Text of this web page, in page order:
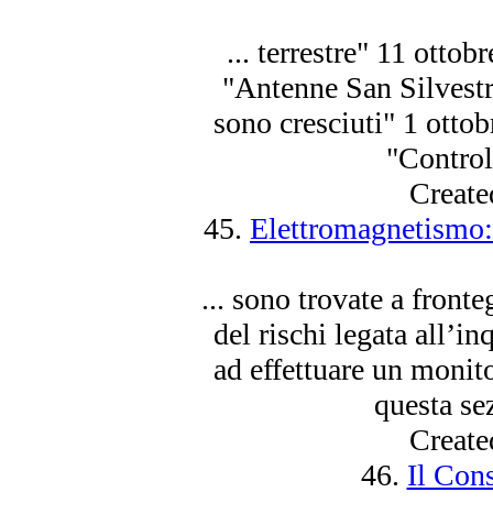
... terrestre" 11
"Antenne San
sono cresciuti" 1
45.
... sono trovate a
del rischi legata
ad effettuare un
questa
46. Il